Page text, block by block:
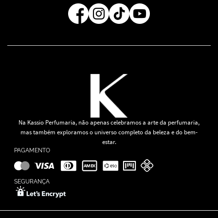
Regra de Frete Grátis
Na Kassio Perfumaria, não apenas celebramos a arte da perfumaria,
mas também exploramos o universo completo da beleza e do bem-
estar.
PAGAMENTO
SEGURANÇA